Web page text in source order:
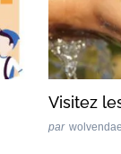
Visitez
par